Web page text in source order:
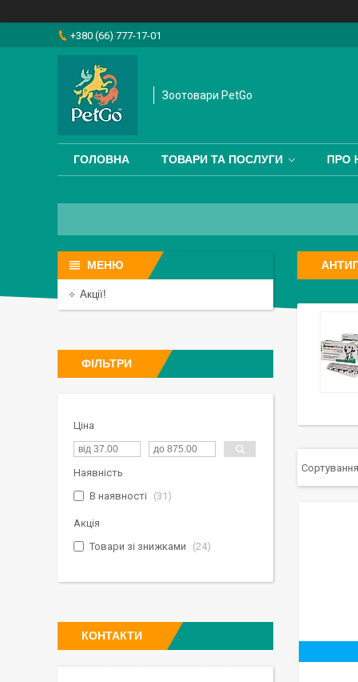
+380 (66) 777-17-01
Зоотовари PetGo
ГОЛОВНА ТОВАРИ ТА ПОСЛУГИ ПРО
Акції!
ФІЛЬТРИ
Ціна
Наявність
В наявності
31
Акція
Товари зі знижками
24
КОНТАКТИ